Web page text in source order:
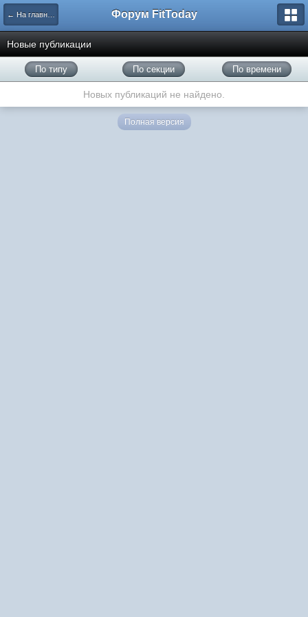
← На главную Форум FitToday
Новые публикации
По типу По секции По времени
Новых публикаций не найдено.
Полная версия